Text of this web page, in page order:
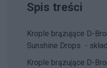
Spis treści
Krople brązujące D-
Sunshine Drops - skład
Krople brązujące D-